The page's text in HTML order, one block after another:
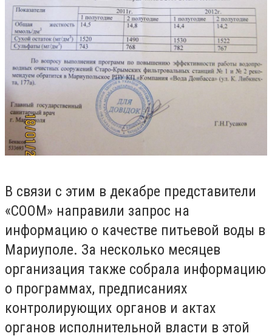
В связи с этим в декабре представители
«СООМ» направили запрос на
информацию о качестве питьевой воды в
Мариуполе. За несколько месяцев
организация также собрала информацию
о программах, предписаниях
контролирующих органов и актах
органов исполнительной власти в этой